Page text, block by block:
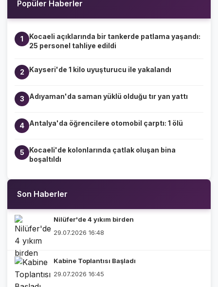
Popüler Haberler
1
Kocaeli açıklarında bir tankerde patlama yaşandı:
25 personel tahliye edildi
2 Kayseri'de 1 kilo uyuşturucu ile yakalandı
3 Adıyaman'da saman yüklü olduğu tır yan yattı
4 Antalya'da öğrencilere otomobil çarptı: 1 ölü
5
Kocaeli'de kolonlarında çatlak oluşan bina
boşaltıldı
Son Haberler
Nilüfer'de 4 yıkım birden
29.07.2026 16:48
Kabine Toplantısı Başladı
29.07.2026 16:45